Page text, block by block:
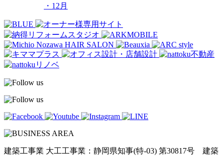
・12月
建築工事業 大工工事業：静岡県知事(特-03) 第30817号 建築